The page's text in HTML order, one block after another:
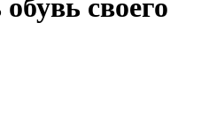
своего